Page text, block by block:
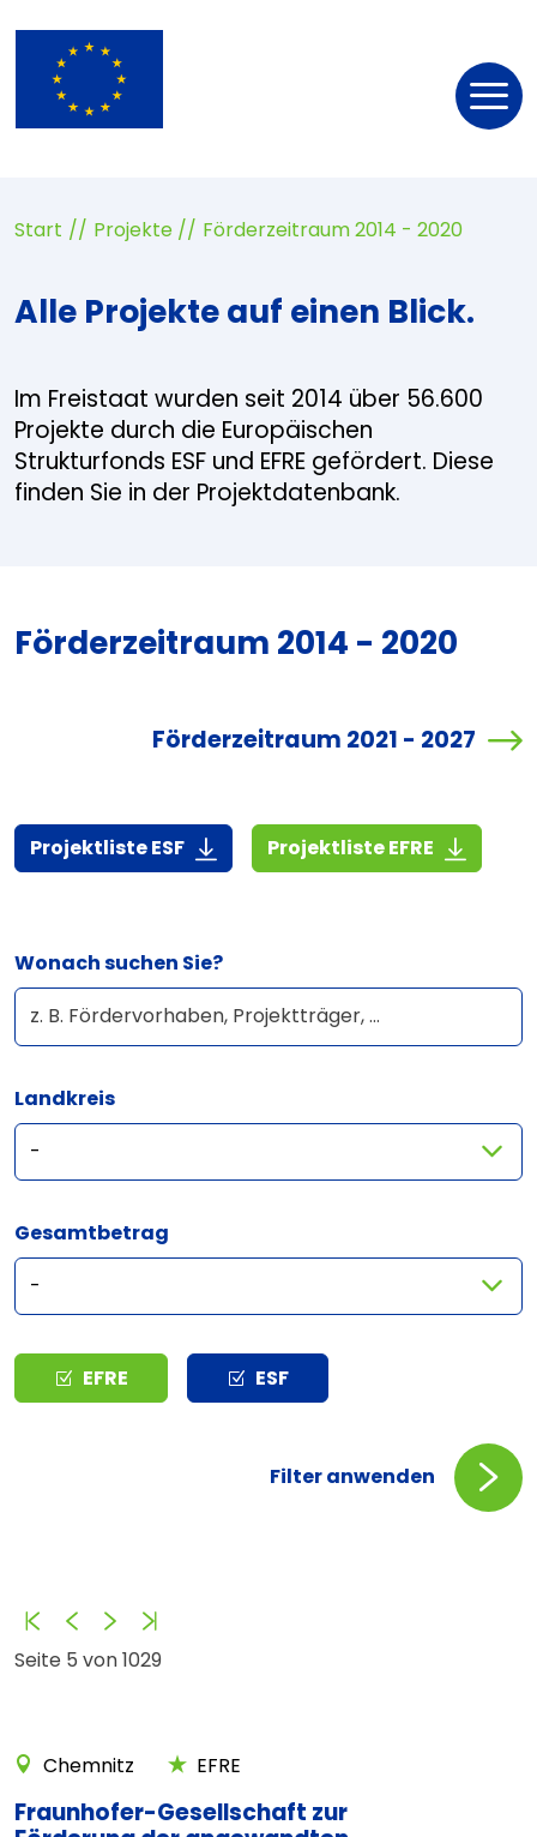
Start Projekte Förderzeitraum 2014 - 2020
Alle Projekte auf einen Blick.
Im Freistaat wurden seit 2014 über 56.600
Projekte durch die Europäischen
Strukturfonds ESF und EFRE gefördert. Diese
finden Sie in der Projektdatenbank.
Förderzeitraum 2014 - 2020
Förderzeitraum 2021 - 2027
Projektliste ESF(7,3 MiB)Projektliste EFRE (3,1 MiB)
Wonach suchen Sie?
Landkreis
Gesamtbetrag
Typ EFRE ESF
Filter anwenden
Seite 5 von 1029
AnfangZurückVorwärts
Chemnitz EFRE
Fraunhofer-Gesellschaft zur